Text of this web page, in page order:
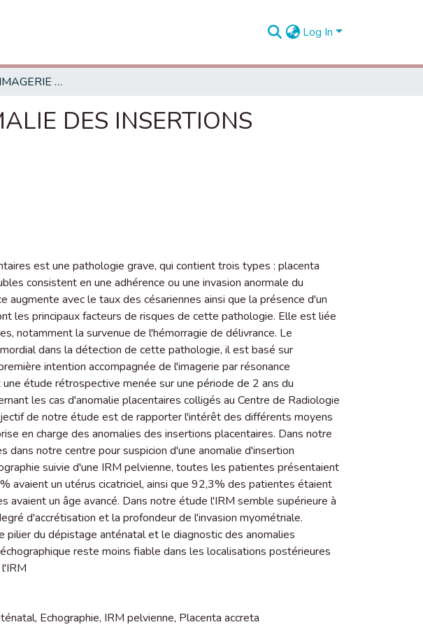
Log In
APPORT DE L'IMAGERIE DANS L'ANOMALIE DES INSERTIONS PLACENTAIRES (a propos de 13 cas)
DES INSERTIONS
est une pathologie grave, qui contient trois types : placenta
consistent en une adhérence ou une invasion anormale du
augmente avec le taux des césariennes ainsi que la présence d'un
les principaux facteurs de risques de cette pathologie. Elle est liée
notamment la survenue de l'hémorragie de délivrance. Le
dans la détection de cette pathologie, il est basé sur
intention accompagnée de l'imagerie par résonance
étude rétrospective menée sur une période de 2 ans du
les cas d'anomalie placentaires colligés au Centre de Radiologie
de notre étude est de rapporter l'intérêt des différents moyens
en charge des anomalies des insertions placentaires. Dans notre
notre centre pour suspicion d'une anomalie d'insertion
suivie d'une IRM pelvienne, toutes les patientes présentaient
avaient un utérus cicatriciel, ainsi que 92,3% des patientes étaient
un âge avancé. Dans notre étude l'IRM semble supérieure à
d'accrétisation et la profondeur de l'invasion myométriale.
pilier du dépistage anténatal et le diagnostic des anomalies
reste moins fiable dans les localisations postérieures
, Echographie, IRM pelvienne, Placenta accreta